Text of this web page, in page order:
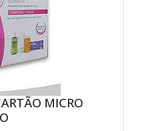
MICRO